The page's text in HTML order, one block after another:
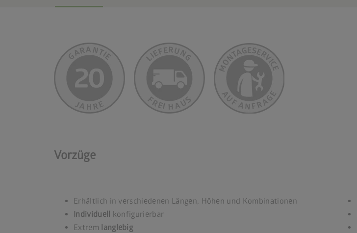
Vorzüge
Erhältlich in verschiedenen Längen, Höhen und Kombinationen
Individuell konfigurierbar
Extrem langlebig